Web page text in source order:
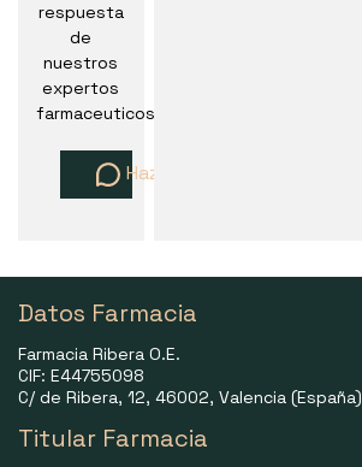
respuesta
de
nuestros
expertos
farmaceuticos
Haz una pregunta
Datos Farmacia
Farmacia Ribera O.E.
CIF: E44755098
C/ de Ribera, 12, 46002, Valencia (España)
Titular Farmacia